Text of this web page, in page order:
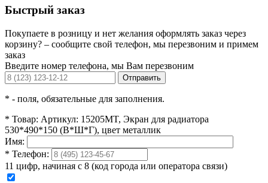
Быстрый заказ
Покупаете в розницу и нет желания оформлять заказ через
корзину? – сообщите свой телефон, мы перезвоним и примем
заказ
Введите номер телефона, мы Вам перезвоним
Отправить
* - поля, обязательные для заполнения.
* Товар: Артикул: 15205MT, Экран для радиатора
530*490*150 (В*Ш*Г), цвет металлик
Имя:
* Телефон:
11 цифр, начиная с 8 (код города или оператора связи)